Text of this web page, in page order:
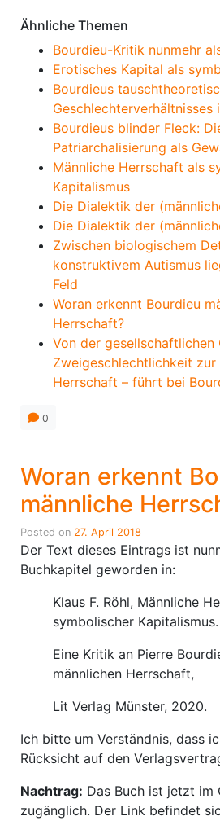
Ähnliche Themen
Bourdieu-Kritik nunmehr
Erotisches Kapital als
Bourdieus
Geschlechterverhältnisses
Bourdieus blinder Fleck:
Patriarchalisierung als
Männliche Herrschaft als
Kapitalismus
Die Dialektik der
Die Dialektik der
Zwischen biologischem
konstruktivem Autismus
Feld
Woran erkennt Bourdieu
Herrschaft?
Von der gesellschaftlichen
Zweigeschlechtlichkeit zur
Herrschaft – führt bei
0
Woran erkennt
männliche
Posted on 27. April 2018
Der Text dieses Eintrags ist
Buchkapitel geworden in:
Klaus F. Röhl, Männliche
symbolischer Kapitalismus.
Eine Kritik an Pierre
männlichen Herrschaft,
Lit Verlag Münster, 2020.
Ich bitte um Verständnis, dass
Rücksicht auf den
Nachtrag: Das Buch ist jetzt im
zugänglich. Der Link befindet